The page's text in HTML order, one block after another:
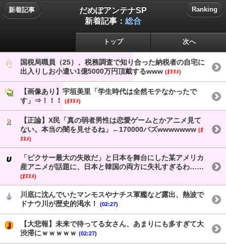
新着記事
だめぽアンテナSP
新着記事： 総合
Ranking
トップ 次へ
国税局職員（25）、税務調査で知り合った納税者の自宅に
出入りしお小遣い1億5000万円頂戴するwww (ｵﾇﾇﾒ)
【画像あり】宇垣美里「学生時代は全然モテなかったで
す」⇒！！！
(ｵﾇﾇﾒ)
【正論】X民「真の弱者男性は恋愛ゲームとかアニメ見て
ない。本当の闇を見せるね」←170000バズwwwwwww (ｵ
ﾇﾇﾒ)
「ピクサー最大の失敗だ」と日本を舞台にした某アメリカ
産アニメが話題に、日本と韓国の両方に失礼すぎるわ……
(ｵﾇﾇﾒ)
川底に沈んでいたマンモスやナチス軍艦など露出、熱波で
ドナウ川が歴史的渇水！
(02:27)
【大悲報】未来で待ってる女さん、あまりにも多すぎて大
渋滞にｗｗｗｗｗ (02:27)